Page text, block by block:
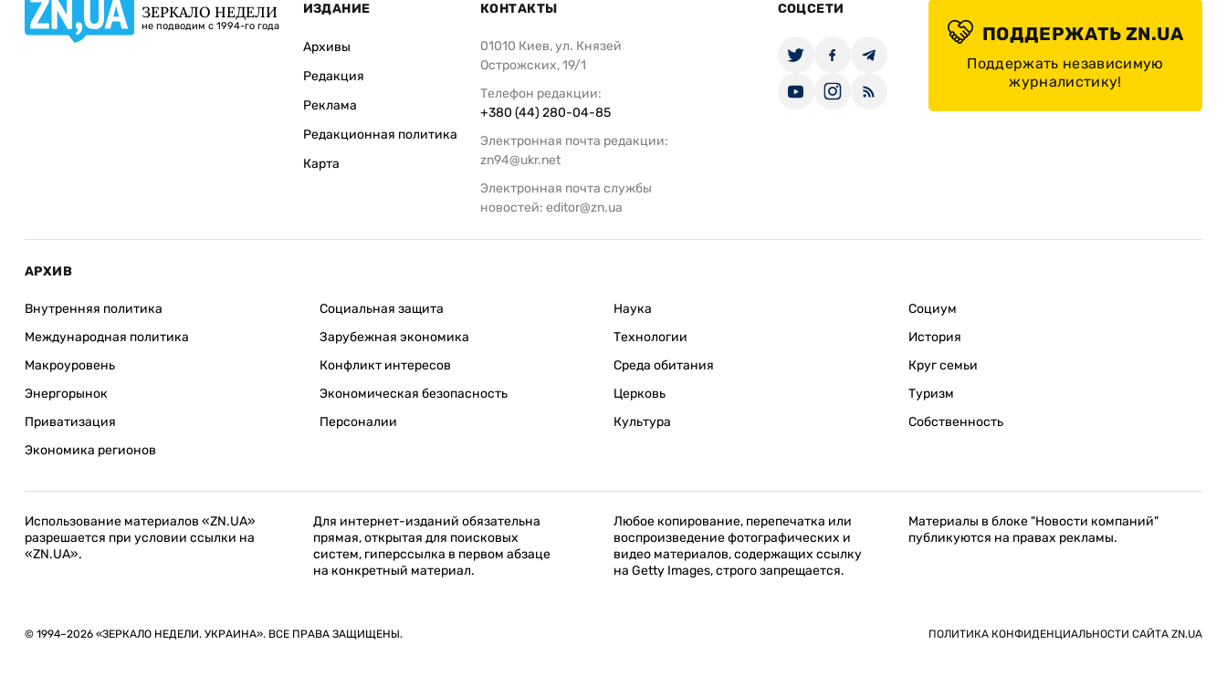
ЗЕРКАЛО НЕДЕЛИ
не подводим с 1994-го года
ИЗДАНИЕ
Архивы
Редакция
Реклама
Редакционная политика
Карта
КОНТАКТЫ
01010 Киев, ул. Князей
Острожских, 19/1
Телефон редакции:
+380 (44) 280-04-85
Электронная почта редакции:
zn94@ukr.net
Электронная почта службы
новостей: editor@zn.ua
СОЦСЕТИ
ПОДДЕРЖАТЬ ZN.UA
Поддержать независимую
журналистику!
АРХИВ
Внутренняя политика
Международная политика
Макроуровень
Энергорынок
Приватизация
Экономика регионов
Социальная защита
Зарубежная экономика
Конфликт интересов
Экономическая безопасность
Персоналии
Наука
Технологии
Среда обитания
Церковь
Культура
Социум
История
Круг семьи
Туризм
Собственность
Использование материалов «ZN.UA»
разрешается при условии ссылки на
«ZN.UA».
Для интернет-изданий обязательна
прямая, открытая для поисковых
систем, гиперссылка в первом абзаце
на конкретный материал.
Любое копирование, перепечатка или
воспроизведение фотографических и
видео материалов, содержащих ссылку
на Getty Images, строго запрещается.
Материалы в блоке "Новости компаний"
публикуются на правах рекламы.
© 1994–2026 «ЗЕРКАЛО НЕДЕЛИ. УКРАИНА». ВСЕ ПРАВА ЗАЩИЩЕНЫ. ПОЛИТИКА КОНФИДЕНЦИАЛЬНОСТИ САЙТА ZN.UA